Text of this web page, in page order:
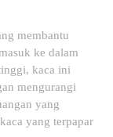
membantu
ke dalam
kaca ini
mengurangi
yang
yang terpapar